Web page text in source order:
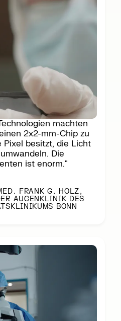
machten
2x2-mm-Chip zu
Pixel besitzt, die Licht
Die
ist enorm."
FRANK G. HOLZ,
AUGENKLINIK DES
BONN